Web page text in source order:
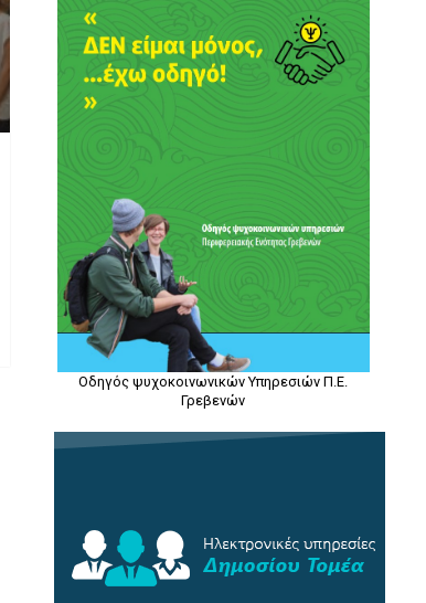
Οδηγός ψυχοκοινωνικών Υπηρεσιών Π.Ε.
Γρεβενών